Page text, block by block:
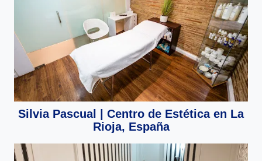
Silvia Pascual | Centro de Estética en La
Rioja, España